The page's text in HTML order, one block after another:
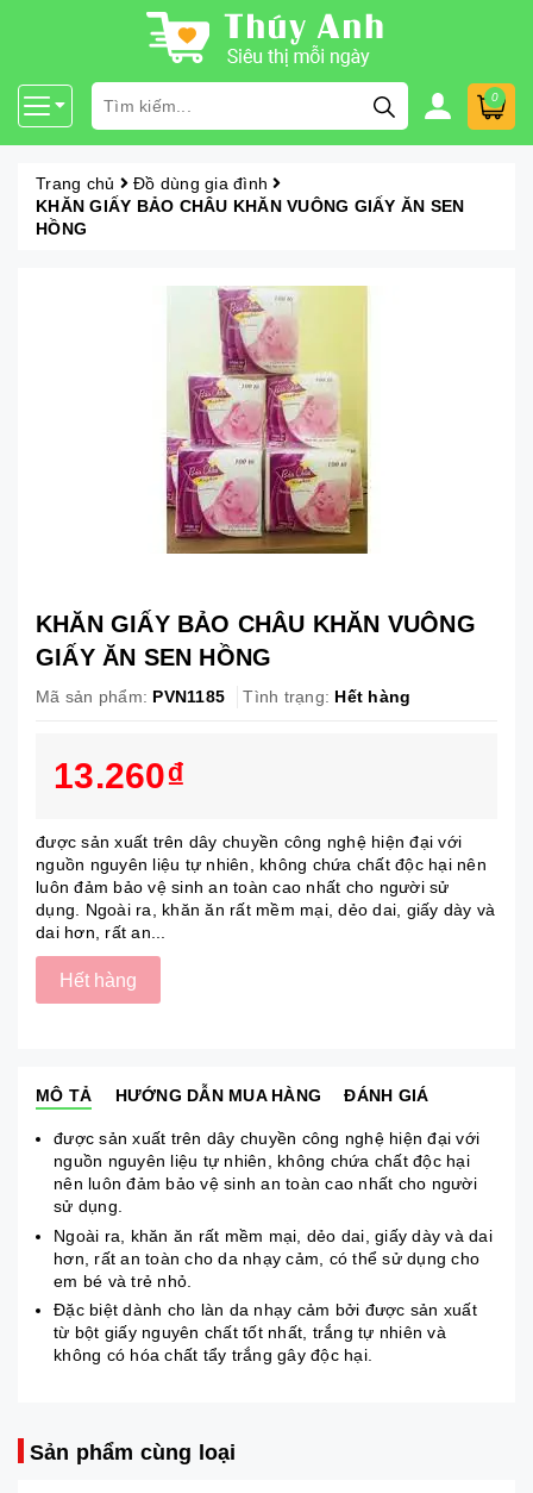
0
Trang chủ
Đồ dùng gia đình
KHĂN GIẤY BẢO CHÂU KHĂN VUÔNG GIẤY ĂN SEN
HỒNG
KHĂN GIẤY BẢO CHÂU KHĂN VUÔNG
GIẤY ĂN SEN HỒNG
Mã sản phẩm: PVN1185 Tình trạng: Hết hàng
13.260₫
được sản xuất trên dây chuyền công nghệ hiện đại với
nguồn nguyên liệu tự nhiên, không chứa chất độc hại nên
luôn đảm bảo vệ sinh an toàn cao nhất cho người sử
dụng. Ngoài ra, khăn ăn rất mềm mại, dẻo dai, giấy dày và
dai hơn, rất an...
Hết hàng
MÔ TẢ HƯỚNG DẪN MUA HÀNG ĐÁNH GIÁ
được sản xuất trên dây chuyền công nghệ hiện đại với
nguồn nguyên liệu tự nhiên, không chứa chất độc hại
nên luôn đảm bảo vệ sinh an toàn cao nhất cho người
sử dụng.
Ngoài ra, khăn ăn rất mềm mại, dẻo dai, giấy dày và dai
hơn, rất an toàn cho da nhạy cảm, có thể sử dụng cho
em bé và trẻ nhỏ.
Đặc biệt dành cho làn da nhạy cảm bởi được sản xuất
từ bột giấy nguyên chất tốt nhất, trắng tự nhiên và
không có hóa chất tẩy trắng gây độc hại.
Sản phẩm cùng loại